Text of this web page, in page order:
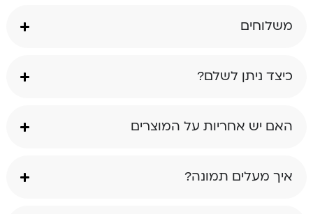
משלוחים
כיצד ניתן לשלם?
האם יש אחריות על המוצרים
איך מעלים תמונה?